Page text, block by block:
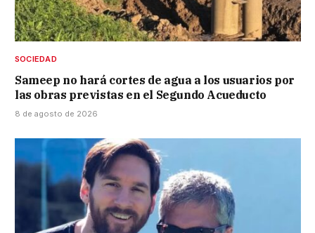
SOCIEDAD
Sameep no hará cortes de agua a los usuarios por
las obras previstas en el Segundo Acueducto
8 de agosto de 2026